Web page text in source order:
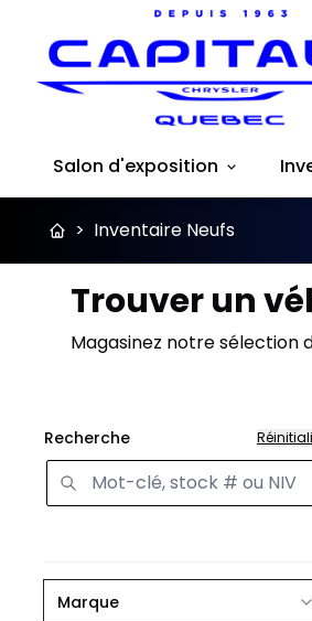
Salon d'exposition
> Inventaire Neufs
Trouver un
Magasinez notre sélection
Recherche
Marque